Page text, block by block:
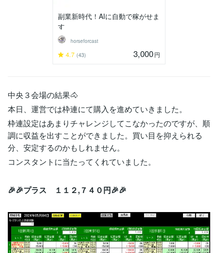
副業新時代！AIに自動で稼がせま
す
horseforcast
4.7 (43) 3,000円
中央３会場の結果🐴
本日、運営では枠連にて購入を進めていきました。
枠連設定はあまりチャレンジしてこなかったのですが、順
調に収益を出すことができました。買い目を抑えられる
分、安定するのかもしれません。
コンスタントに当たってくれていました。
🎉🎉プラス １１２,７４０円🎉🎉